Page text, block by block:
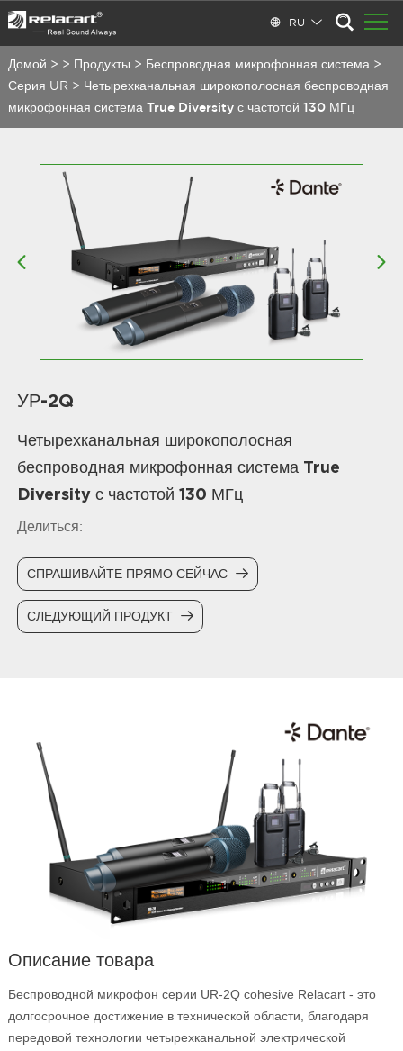
RU
Домой > > Продукты > Беспроводная микрофонная система >
Серия UR > Четырехканальная широкополосная беспроводная
микрофонная система True Diversity с частотой 130 МГц
УР-2Q
Четырехканальная широкополосная
беспроводная микрофонная система True
Diversity с частотой 130 МГц
Делиться:
СПРАШИВАЙТЕ ПРЯМО СЕЙЧАС
СЛЕДУЮЩИЙ ПРОДУКТ
Описание товара
Беспроводной микрофон серии UR-2Q cohesive Relacart - это
долгосрочное достижение в технической области, благодаря
передовой технологии четырехканальной электрической